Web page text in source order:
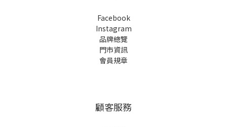
Facebook
Instagram
品牌總覽
門市資訊
會員規章
顧客服務